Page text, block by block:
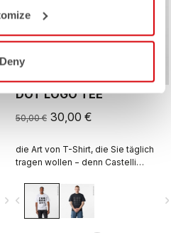
Deny
navigate_next
DOT LOGO TEE
50,00 € 30,00 €
die Art von T-Shirt, die Sie täglich
tragen wollen − denn Castelli
Radsport hinaus.
navigate_before